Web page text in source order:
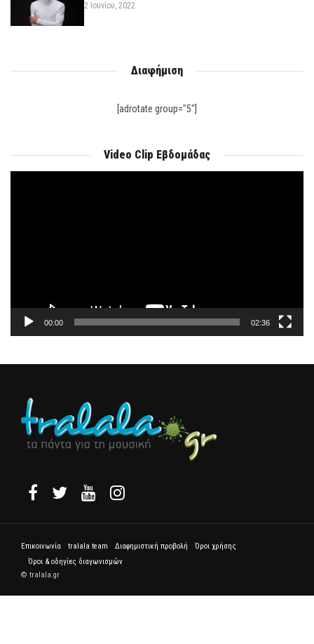
2 Ιουνίου, 2022
Διαφήμιση
[adrotate group="5"]
Video Clip Εβδομάδας
00:00 02:36
Επικοινωνία tralala team Διαφημιστική προβολή
Όροι χρήσης
Όροι & οδηγίες διαγωνισμών
© tralala.gr